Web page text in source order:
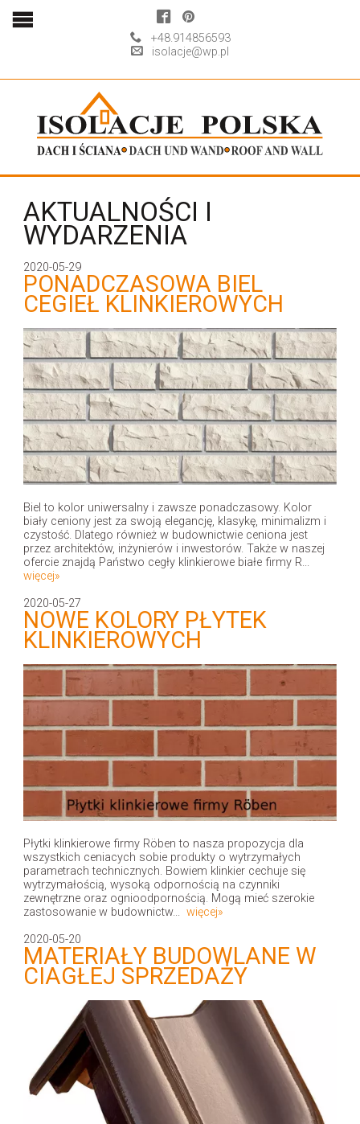
+48.914856593
isolacje@wp.pl
AKTUALNOŚCI I
WYDARZENIA
2020-05-29
PONADCZASOWA BIEL
CEGIEŁ KLINKIEROWYCH
Biel to kolor uniwersalny i zawsze ponadczasowy. Kolor
biały ceniony jest za swoją elegancję, klasykę, minimalizm i
czystość. Dlatego również w budownictwie ceniona jest
przez architektów, inżynierów i inwestorów. Także w naszej
ofercie znajdą Państwo cegły klinkierowe białe firmy R...
więcej»
2020-05-27
NOWE KOLORY PŁYTEK
KLINKIEROWYCH
Płytki klinkierowe firmy Röben to nasza propozycja dla
wszystkich ceniacych sobie produkty o wytrzymałych
parametrach technicznych. Bowiem klinkier cechuje się
wytrzymałością, wysoką odpornością na czynniki
zewnętrzne oraz ognioodpornością. Mogą mieć szerokie
zastosowanie w budownictw... więcej»
2020-05-20
MATERIAŁY BUDOWLANE W
CIAGŁEJ SPRZEDAŻY